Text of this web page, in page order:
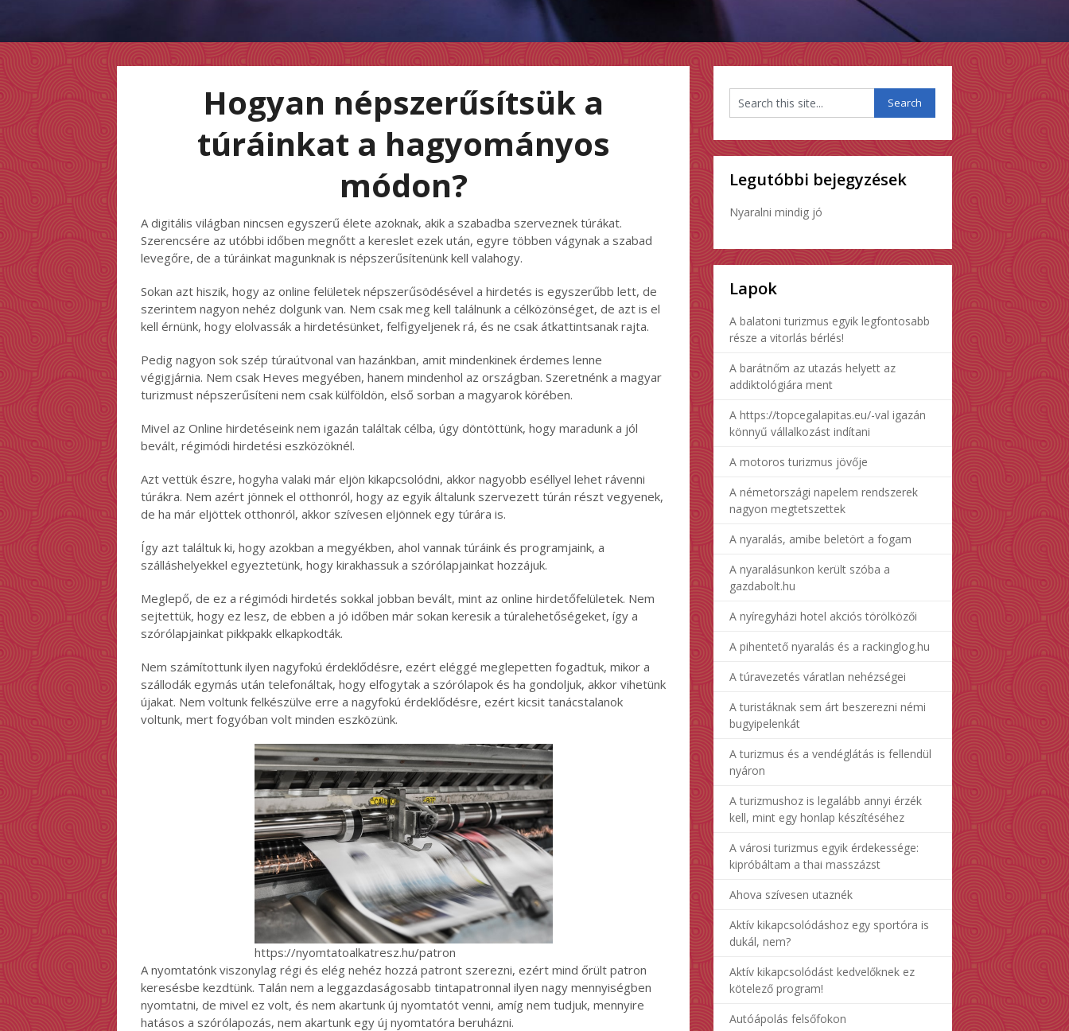
Hogyan népszerűsítsük a
túráinkat a hagyományos
módon?
A digitális világban nincsen egyszerű élete azoknak, akik a szabadba szerveznek túrákat.
Szerencsére az utóbbi időben megnőtt a kereslet ezek után, egyre többen vágynak a szabad
levegőre, de a túráinkat magunknak is népszerűsítenünk kell valahogy.
Sokan azt hiszik, hogy az online felületek népszerűsödésével a hirdetés is egyszerűbb lett, de
szerintem nagyon nehéz dolgunk van. Nem csak meg kell találnunk a célközönséget, de azt is el
kell érnünk, hogy elolvassák a hirdetésünket, felfigyeljenek rá, és ne csak átkattintsanak rajta.
Pedig nagyon sok szép túraútvonal van hazánkban, amit mindenkinek érdemes lenne
végigjárnia. Nem csak Heves megyében, hanem mindenhol az országban. Szeretnénk a magyar
turizmust népszerűsíteni nem csak külföldön, első sorban a magyarok körében.
Mivel az Online hirdetéseink nem igazán találtak célba, úgy döntöttünk, hogy maradunk a jól
bevált, régimódi hirdetési eszközöknél.
Azt vettük észre, hogyha valaki már eljön kikapcsolódni, akkor nagyobb eséllyel lehet rávenni
túrákra. Nem azért jönnek el otthonról, hogy az egyik általunk szervezett túrán részt vegyenek,
de ha már eljöttek otthonról, akkor szívesen eljönnek egy túrára is.
Így azt találtuk ki, hogy azokban a megyékben, ahol vannak túráink és programjaink, a
szálláshelyekkel egyeztetünk, hogy kirakhassuk a szórólapjainkat hozzájuk.
Meglepő, de ez a régimódi hirdetés sokkal jobban bevált, mint az online hirdetőfelületek. Nem
sejtettük, hogy ez lesz, de ebben a jó időben már sokan keresik a túralehetőségeket, így a
szórólapjainkat pikkpakk elkapkodták.
Nem számítottunk ilyen nagyfokú érdeklődésre, ezért eléggé meglepetten fogadtuk, mikor a
szállodák egymás után telefonáltak, hogy elfogytak a szórólapok és ha gondoljuk, akkor vihetünk
újakat. Nem voltunk felkészülve erre a nagyfokú érdeklődésre, ezért kicsit tanácstalanok
voltunk, mert fogyóban volt minden eszközünk.
https://nyomtatoalkatresz.hu/patron
A nyomtatónk viszonylag régi és elég nehéz hozzá patront szerezni, ezért mind őrült patron
keresésbe kezdtünk. Talán nem a leggazdaságosabb tintapatronnal ilyen nagy mennyiségben
nyomtatni, de mivel ez volt, és nem akartunk új nyomtatót venni, amíg nem tudjuk, mennyire
hatásos a szórólapozás, nem akartunk egy új nyomtatóra beruházni.
Legutóbbi bejegyzések
Nyaralni mindig jó
Lapok
A balatoni turizmus egyik legfontosabb
része a vitorlás bérlés!
A barátnőm az utazás helyett az
addiktológiára ment
A https://topcegalapitas.eu/-val igazán
könnyű vállalkozást indítani
A motoros turizmus jövője
A németországi napelem rendszerek
nagyon megtetszettek
A nyaralás, amibe beletört a fogam
A nyaralásunkon került szóba a
gazdabolt.hu
A nyíregyházi hotel akciós törölközői
A pihentető nyaralás és a rackinglog.hu
A túravezetés váratlan nehézségei
A turistáknak sem árt beszerezni némi
bugyipelenkát
A turizmus és a vendéglátás is fellendül
nyáron
A turizmushoz is legalább annyi érzék
kell, mint egy honlap készítéséhez
A városi turizmus egyik érdekessége:
kipróbáltam a thai masszázst
Ahova szívesen utaznék
Aktív kikapcsolódáshoz egy sportóra is
dukál, nem?
Aktív kikapcsolódást kedvelőknek ez
kötelező program!
Autóápolás felsőfokon